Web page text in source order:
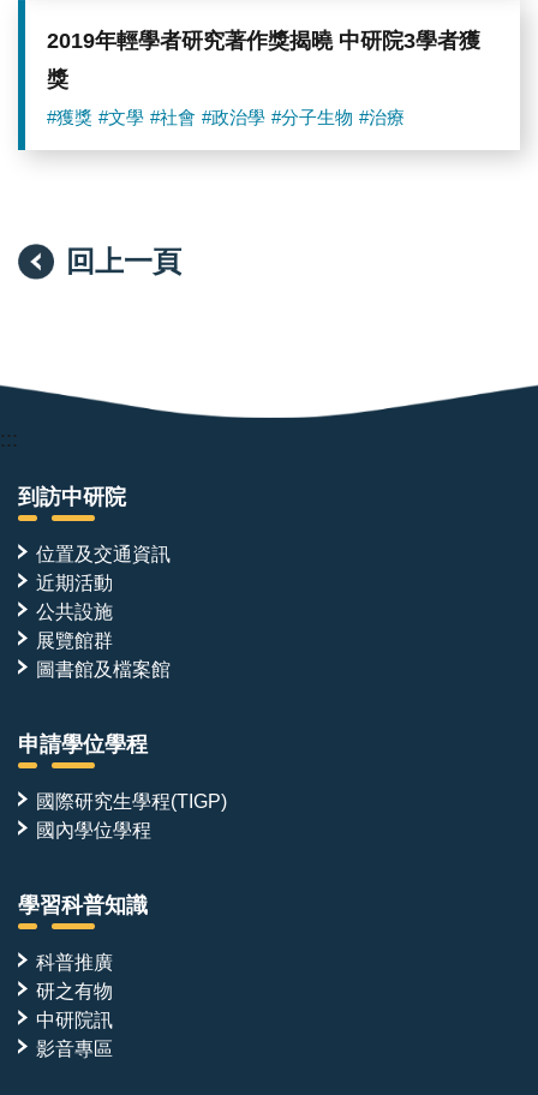
2019年輕學者研究著作獎揭曉 中研院3學者獲
獎
#獲獎 #文學 #社會 #政治學 #分子生物 #治療
回上一頁
:::
到訪中研院
位置及交通資訊
近期活動
公共設施
展覽館群
圖書館及檔案館
申請學位學程
國際研究生學程(TIGP)
國內學位學程
學習科普知識
科普推廣
研之有物
中研院訊
影音專區